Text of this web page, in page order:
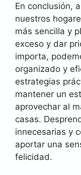
En conclusión,
nuestros
más sencilla y
exceso y dar
importa,
organizado y
estrategias
mantener un
aprovechar al
casas.
innecesarias y
aportar una
felicidad.